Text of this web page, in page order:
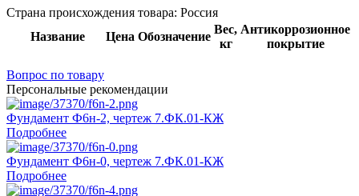
Страна происхождения товара: Россия
Название
Цена Обозначение
Вес,
кг
Антикоррозионное
покрытие
Вопрос по товару
Персональные рекомендации
Фундамент Ф6н-2, чертеж 7.ФК.01-КЖ
Подробнее
Фундамент Ф6н-0, чертеж 7.ФК.01-КЖ
Подробнее